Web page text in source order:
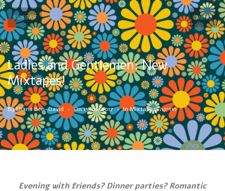
SIDEBAR MENU
Ladies and Gentlemen: New
Mixtapes!
ByEliana Ben-David • On13/06/2017 • InMixtapes,מוזיקה
Evening with friends? Dinner parties? Romantic